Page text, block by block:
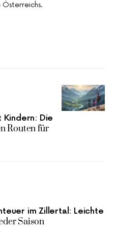
Österreichs.
Kindern: Die
Routen für
im Zillertal: Leichte
Saison